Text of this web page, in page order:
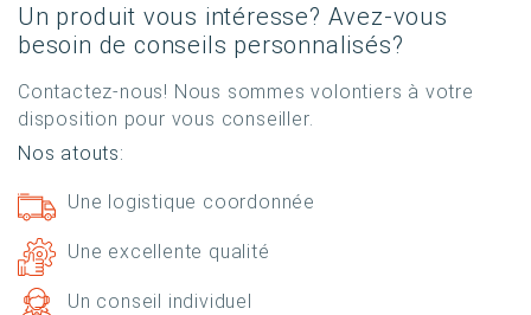
Un produit vous intéresse? Avez-vous
besoin de conseils personnalisés?
Contactez-nous! Nous sommes volontiers à votre
disposition pour vous conseiller.
Nos atouts:
Une logistique coordonnée
Une excellente qualité
Un conseil individuel